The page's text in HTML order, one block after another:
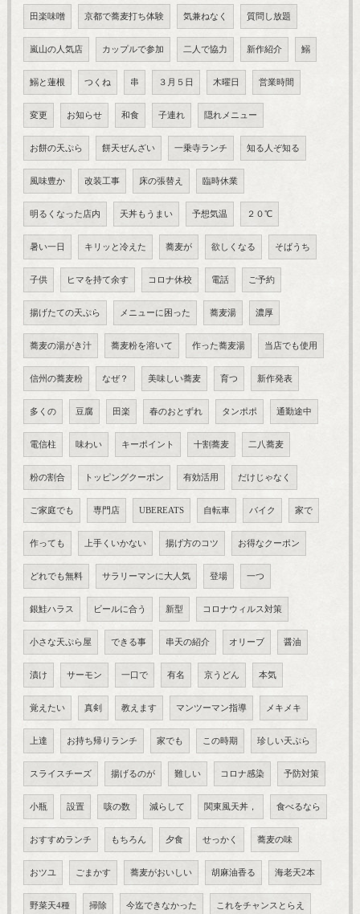
田楽味噌 京都で蕎麦打ち体験 気兼ねなく 質問し放題
嵐山の人気店 カップルで参加 二人で協力 新作紹介 鰯
鰯と蓮根 つくね 串 ３月５日 木曜日 営業時間
変更 お知らせ 和食 子連れ 隠れメニュー
お餅の天ぷら 餅天ぜんざい 一乗寺ランチ 知る人ぞ知る
風味豊か 改装工事 床の張替え 臨時休業
明るくなった店内 天丼もうまい 予想気温 ２０℃
暑い一日 キリッと冷えた 蕎麦が 欲しくなる そばうち
子供 ヒマを持て余す コロナ休校 電話 ご予約
揚げたての天ぷら メニューに困った 蕎麦湯 濃厚
蕎麦の湯がき汁 蕎麦粉を溶いて 作った蕎麦湯 当店でも使用
信州の蕎麦粉 なぜ？ 美味しい蕎麦 育つ 新作発表
多くの 豆腐 田楽 春のおとずれ タンポポ 通勤途中
電信柱 味わい キーポイント 十割蕎麦 二八蕎麦
粉の割合 トッピングクーポン 有効活用 だけじゃなく
ご家庭でも 専門店 UBEREATS 自転車 バイク 家で
作っても 上手くいかない 揚げ方のコツ お得なクーポン
どれでも無料 サラリーマンに大人気 登場 一つ
銀鮭ハラス ビールに合う 新型 コロナウィルス対策
小さな天ぷら屋 できる事 串天の紹介 オリーブ 醤油
漬け サーモン 一口で 有名 京うどん 本気
覚えたい 真剣 教えます マンツーマン指導 メキメキ
上達 お持ち帰りランチ 家でも この時期 珍しい天ぷら
スライスチーズ 揚げるのが 難しい コロナ感染 予防対策
小瓶 設置 咳の数 減らして 関東風天丼， 食べるなら
おすすめランチ もちろん 夕食 せっかく 蕎麦の味
おツユ ごまかす 蕎麦がおいしい 胡麻油香る 海老天2本
野菜天4種 掃除 今迄できなかった これをチャンスとらえ